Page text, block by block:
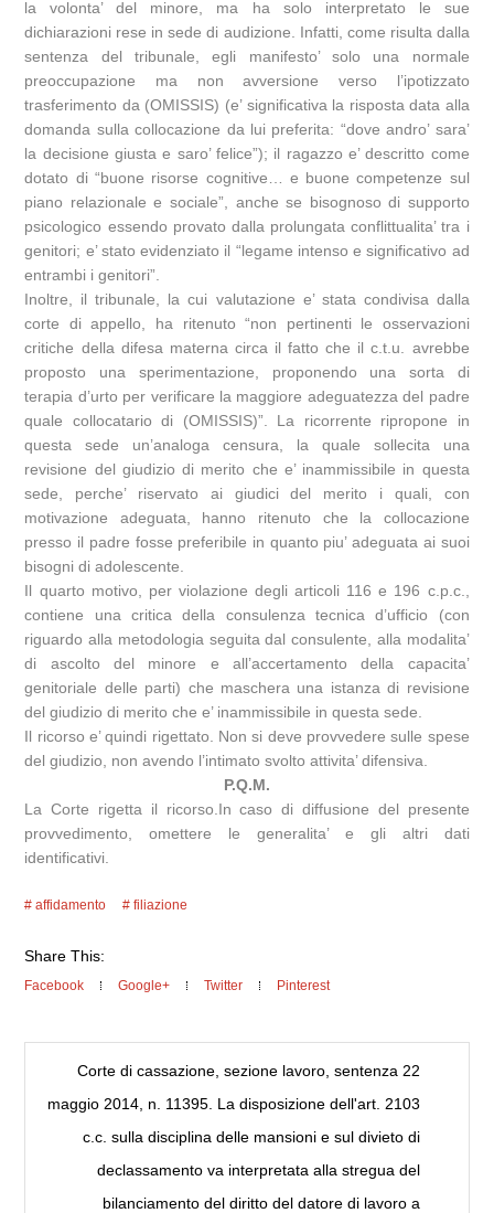
la volonta’ del minore, ma ha solo interpretato le sue
dichiarazioni rese in sede di audizione. Infatti, come risulta dalla
sentenza del tribunale, egli manifesto’ solo una normale
preoccupazione ma non avversione verso l’ipotizzato
trasferimento da (OMISSIS) (e’ significativa la risposta data alla
domanda sulla collocazione da lui preferita: “dove andro’ sara’
la decisione giusta e saro’ felice”); il ragazzo e’ descritto come
dotato di “buone risorse cognitive… e buone competenze sul
piano relazionale e sociale”, anche se bisognoso di supporto
psicologico essendo provato dalla prolungata conflittualita’ tra i
genitori; e’ stato evidenziato il “legame intenso e significativo ad
entrambi i genitori”.
Inoltre, il tribunale, la cui valutazione e’ stata condivisa dalla
corte di appello, ha ritenuto “non pertinenti le osservazioni
critiche della difesa materna circa il fatto che il c.t.u. avrebbe
proposto una sperimentazione, proponendo una sorta di
terapia d’urto per verificare la maggiore adeguatezza del padre
quale collocatario di (OMISSIS)”. La ricorrente ripropone in
questa sede un’analoga censura, la quale sollecita una
revisione del giudizio di merito che e’ inammissibile in questa
sede, perche’ riservato ai giudici del merito i quali, con
motivazione adeguata, hanno ritenuto che la collocazione
presso il padre fosse preferibile in quanto piu’ adeguata ai suoi
bisogni di adolescente.
Il quarto motivo, per violazione degli articoli 116 e 196 c.p.c.,
contiene una critica della consulenza tecnica d’ufficio (con
riguardo alla metodologia seguita dal consulente, alla modalita’
di ascolto del minore e all’accertamento della capacita’
genitoriale delle parti) che maschera una istanza di revisione
del giudizio di merito che e’ inammissibile in questa sede.
Il ricorso e’ quindi rigettato. Non si deve provvedere sulle spese
del giudizio, non avendo l’intimato svolto attivita’ difensiva.
P.Q.M.
La Corte rigetta il ricorso.In caso di diffusione del presente
provvedimento, omettere le generalita’ e gli altri dati
identificativi.
affidamento filiazione
Share This:
Facebook Google+ Twitter Pinterest
Corte di cassazione, sezione lavoro, sentenza 22
maggio 2014, n. 11395. La disposizione dell'art. 2103
c.c. sulla disciplina delle mansioni e sul divieto di
declassamento va interpretata alla stregua del
bilanciamento del diritto del datore di lavoro a